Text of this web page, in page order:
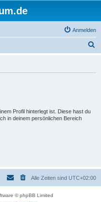
Anmelden
Profil hinterlegt ist. Diese hast du
in deinem persönlichen Bereich
Alle Zeiten sind UTC+02:00
© phpBB Limited